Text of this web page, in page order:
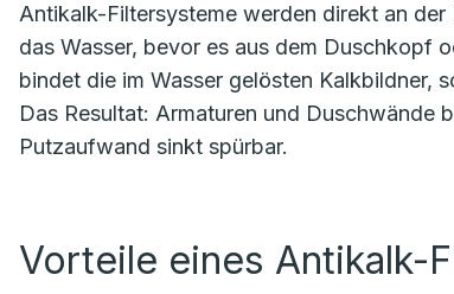
Antikalk-Filtersysteme werden direkt an
das Wasser, bevor es aus dem Duschkopf
bindet die im Wasser gelösten Kalkbildner,
Das Resultat: Armaturen und Duschwände
Putzaufwand sinkt spürbar.
Vorteile eines Antikalk-